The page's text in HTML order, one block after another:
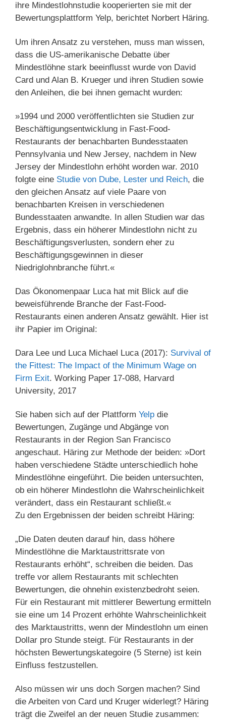
ihre Mindestlohnstudie kooperierten sie mit der
Bewertungsplattform Yelp, berichtet Norbert Häring.
Um ihren Ansatz zu verstehen, muss man wissen,
dass die US-amerikanische Debatte über
Mindestlöhne stark beeinflusst wurde von David
Card und Alan B. Krueger und ihren Studien sowie
den Anleihen, die bei ihnen gemacht wurden:
»1994 und 2000 veröffentlichten sie Studien zur
Beschäftigungsentwicklung in Fast-Food-
Restaurants der benachbarten Bundesstaaten
Pennsylvania und New Jersey, nachdem in New
Jersey der Mindestlohn erhöht worden war. 2010
folgte eine Studie von Dube, Lester und Reich, die
den gleichen Ansatz auf viele Paare von
benachbarten Kreisen in verschiedenen
Bundesstaaten anwandte. In allen Studien war das
Ergebnis, dass ein höherer Mindestlohn nicht zu
Beschäftigungsverlusten, sondern eher zu
Beschäftigungsgewinnen in dieser
Niedriglohnbranche führt.«
Das Ökonomenpaar Luca hat mit Blick auf die
beweisführende Branche der Fast-Food-
Restaurants einen anderen Ansatz gewählt. Hier ist
ihr Papier im Original:
Dara Lee und Luca Michael Luca (2017): Survival of
the Fittest: The Impact of the Minimum Wage on
Firm Exit. Working Paper 17-088, Harvard
University, 2017
Sie haben sich auf der Plattform Yelp die
Bewertungen, Zugänge und Abgänge von
Restaurants in der Region San Francisco
angeschaut. Häring zur Methode der beiden: »Dort
haben verschiedene Städte unterschiedlich hohe
Mindestlöhne eingeführt. Die beiden untersuchten,
ob ein höherer Mindestlohn die Wahrscheinlichkeit
verändert, dass ein Restaurant schließt.«
Zu den Ergebnissen der beiden schreibt Häring:
„Die Daten deuten darauf hin, dass höhere
Mindestlöhne die Marktaustrittsrate von
Restaurants erhöht“, schreiben die beiden. Das
treffe vor allem Restaurants mit schlechten
Bewertungen, die ohnehin existenzbedroht seien.
Für ein Restaurant mit mittlerer Bewertung ermitteln
sie eine um 14 Prozent erhöhte Wahrscheinlichkeit
des Marktaustritts, wenn der Mindestlohn um einen
Dollar pro Stunde steigt. Für Restaurants in der
höchsten Bewertungskategoire (5 Sterne) ist kein
Einfluss festzustellen.
Also müssen wir uns doch Sorgen machen? Sind
die Arbeiten von Card und Kruger widerlegt? Häring
trägt die Zweifel an der neuen Studie zusammen: